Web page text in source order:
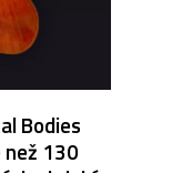
Bodies
130